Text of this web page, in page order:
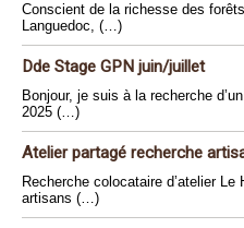
Conscient de la richesse des
Languedoc, (…)
Dde Stage GPN juin/juillet
Bonjour, je suis à la recherche
2025 (…)
Atelier partagé recherche
Recherche colocataire d’atelier
artisans (…)